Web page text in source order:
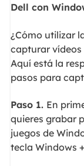
Dell con
¿Cómo utilizar
capturar vídeos
Aquí está la
pasos para
Paso 1. En
quieres grabar
juegos de
tecla Windows